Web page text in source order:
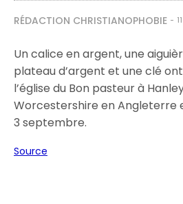
RÉDACTION CHRISTIANOPHOBIE
Un calice en argent, une
plateau d’argent et une clé
l’église du Bon pasteur à
Worcestershire en Angleterre
3 septembre.
Source